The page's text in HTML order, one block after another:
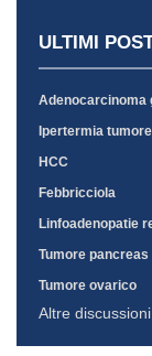
ULTIMI
Adenocarcinoma
Ipertermia
HCC
Febbricciola
Linfoadenopatie
Tumore pancreas
Tumore ovarico
Altre